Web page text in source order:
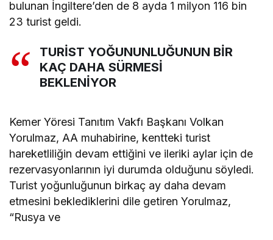
bulunan İngiltere’den de 8 ayda 1 milyon 116 bin
23 turist geldi.
TURİST YOĞUNUNLUĞUNUN BİR
KAÇ DAHA SÜRMESİ
BEKLENİYOR
Kemer Yöresi Tanıtım Vakfı Başkanı Volkan
Yorulmaz, AA muhabirine, kentteki turist
hareketliliğin devam ettiğini ve ileriki aylar için de
rezervasyonlarının iyi durumda olduğunu söyledi.
Turist yoğunluğunun birkaç ay daha devam
etmesini beklediklerini dile getiren Yorulmaz,
“Rusya ve